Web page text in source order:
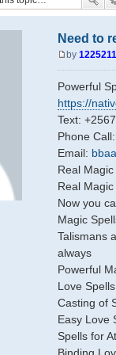
Need to
s
t
by 1225211
Powerful
https://
Text:
Phone
Email:
Real
Real
Now you
Magic
Talismans
always
Powerful
Love Spells
Casting of
Easy Love
Spells for